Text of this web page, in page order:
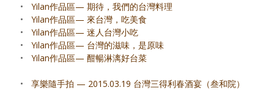
•
Yilan作品區— 期待，我們的台灣料理
•
Yilan作品區— 來台灣，吃美食
•
Yilan作品區— 迷人台灣小吃
•
Yilan作品區— 台灣的滋味，是原味
•
Yilan作品區— 酣暢淋漓好台菜
•
享樂隨手拍 — 2015.03.19 台灣三得利春酒宴（叁和院）